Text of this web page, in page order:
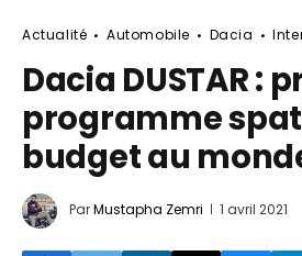
Actualité Automobile Dacia
Dacia DUSTAR :
programme
budget au
ParMustapha Zemri 1 avril 2021